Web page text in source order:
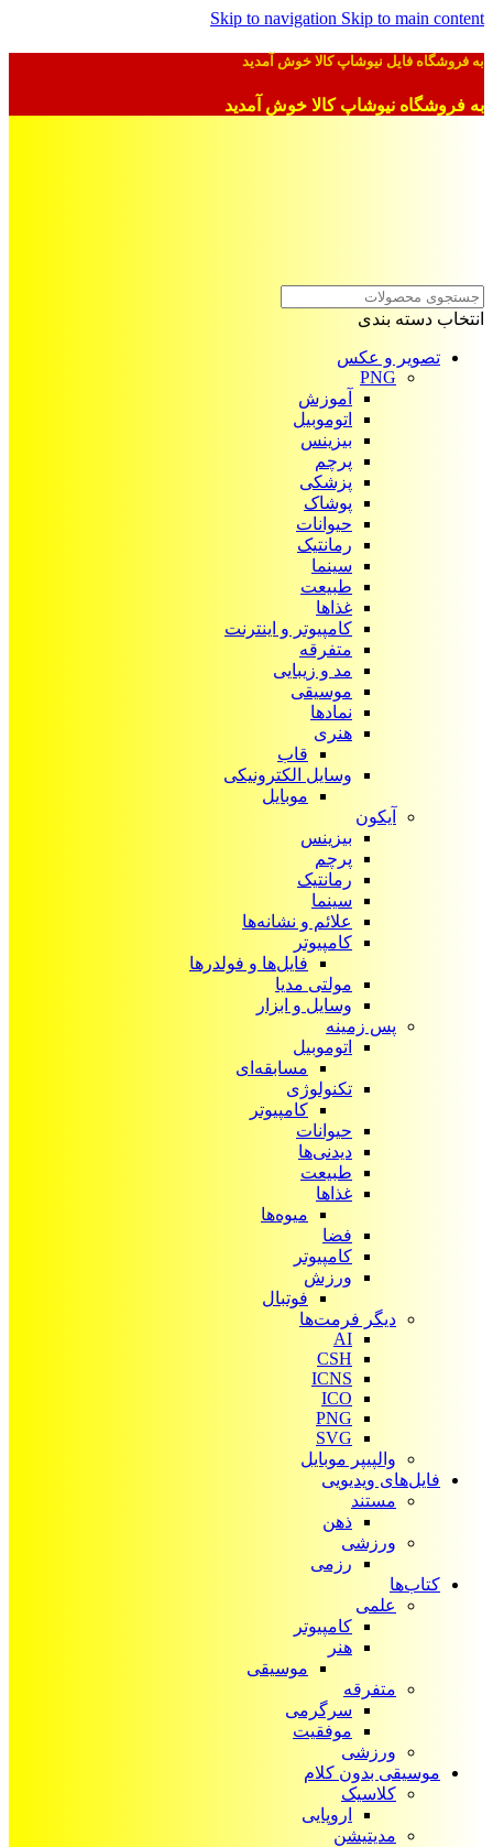
Skip to navigation Skip to main content
به فروشگاه فایل نیوشاپ کالا خوش آمدید
به فروشگاه نیوشاپ کالا خوش آمدید
انتخاب دسته بندی
تصویر و عکس
PNG
آموزش
اتوموبیل
بیزینس
پرچم
پزشکی
پوشاک
حیوانات
رمانتیک
سینما
طبیعت
غذاها
کامپیوتر و اینترنت
متفرقه
مد و زیبایی
موسیقی
نمادها
هنری
قاب
وسایل الکترونیکی
موبایل
آیکون‌
بیزینس
پرچم
رمانتیک
سینما
علائم و نشانه‌ها
کامپیوتر
فایل‌ها و فولدرها
مولتی مدیا
وسایل و ابزار
پس زمینه
اتوموبیل
مسابقه‌ای
تکنولوژی
کامپیوتر
حیوانات
دیدنی‌ها
طبیعت
غذاها
میوه‌ها
فضا
کامپیوتر
ورزش
فوتبال
دیگر فرمت‌ها
AI
CSH
ICNS
ICO
PNG
SVG
والپیپر موبایل
فایل‌های ویدیویی
مستند
ذهن
ورزشی
رزمی
کتاب‌ها
علمی
کامپیوتر
هنر
موسیقی
متفرقه
سرگرمی
موفقیت
ورزشی
موسیقی بدون کلام
کلاسیک
اروپایی
مدیتیشن